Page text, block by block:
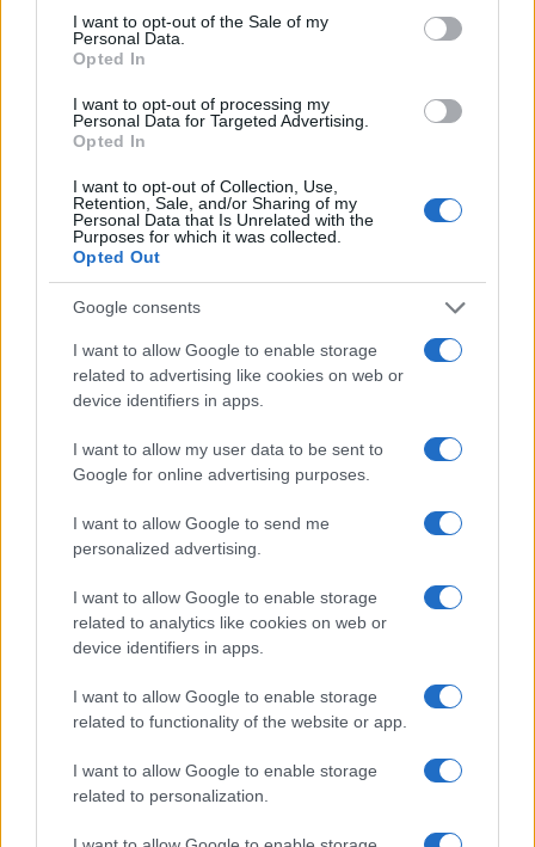
consent section.
I want to opt-out of the Sale of my
Personal Data.
Opted In
I want to opt-out of processing my
Personal Data for Targeted Advertising.
Opted In
I want to opt-out of Collection, Use,
Retention, Sale, and/or Sharing of my
Personal Data that Is Unrelated with the
Purposes for which it was collected.
Opted Out
Google consents
I want to allow Google to enable storage
related to advertising like cookies on web or
device identifiers in apps.
I want to allow my user data to be sent to
Google for online advertising purposes.
I want to allow Google to send me
personalized advertising.
I want to allow Google to enable storage
related to analytics like cookies on web or
device identifiers in apps.
I want to allow Google to enable storage
related to functionality of the website or app.
I want to allow Google to enable storage
related to personalization.
Marta Ruiz · 7 Ago 2026
Cómo la inteligencia artificial transforma la gestión financiera
personal
Marta Ruiz · 7 Ago 2026